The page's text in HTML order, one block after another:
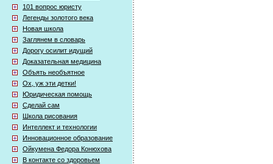
101 вопрос юристу
Легенды золотого века
Новая школа
Заглянем в словарь
Дорогу осилит идущий
Доказательная медицина
Объять необъятное
Ох, уж эти детки!
Юридическая помощь
Сделай сам
Школа рисования
Интеллект и технологии
Инновационное образование
Ойкумена Федора Конюхова
В контакте со здоровьем